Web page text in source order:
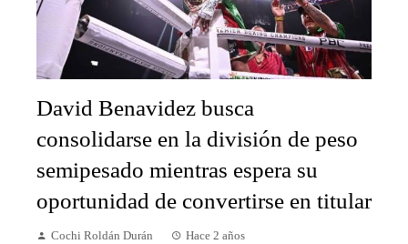
David Benavidez busca
consolidarse en la división de peso
semipesado mientras espera su
oportunidad de convertirse en titular
Cochi Roldán Durán Hace 2 años